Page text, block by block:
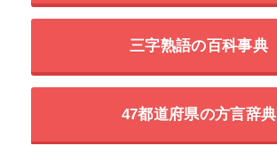
三字熟語の百科事典
47都道府県の方言辞典